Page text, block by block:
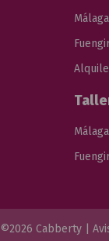
Málaga
Málaga
©2026 Cabberty |